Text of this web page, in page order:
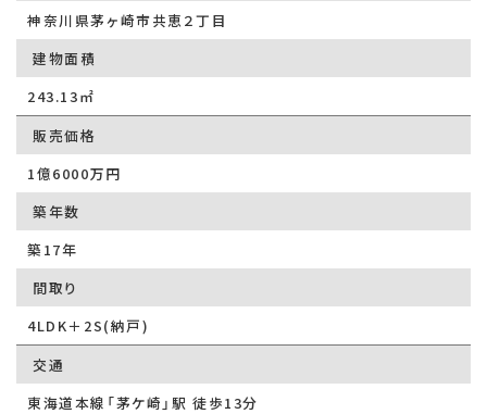
神奈川県茅ヶ崎市共恵２丁目
建物面積
243.13㎡
販売価格
1億6000万円
築年数
築17年
間取り
4LDK＋2S(納戸)
交通
東海道本線「茅ケ崎」駅 徒歩13分